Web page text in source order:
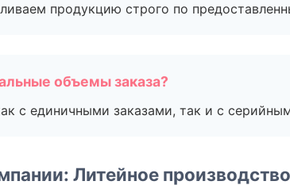
продукцию строго по
объемы заказа?
с единичными заказами, так и с
Литейное производство